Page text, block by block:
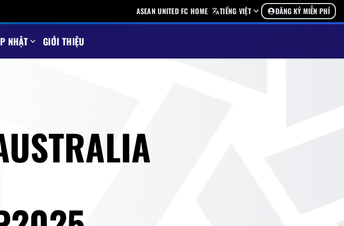
ASEAN UNITED FC HOME TIẾNG VIỆT ĐĂNG KÝ MIỄN PHÍ
NHẬT GIỚI THIỆU